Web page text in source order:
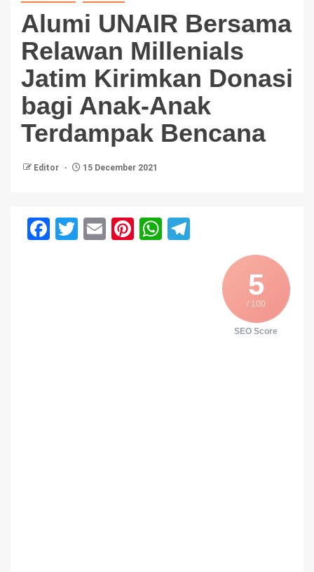
Alumi UNAIR Bersama
Relawan Millenials
Jatim Kirimkan Donasi
bagi Anak-Anak
Terdampak Bencana
Editor 15 December 2021
Facebook
Twitter
EmailPinterest
WhatsApp
5
/ 100
SEO Score